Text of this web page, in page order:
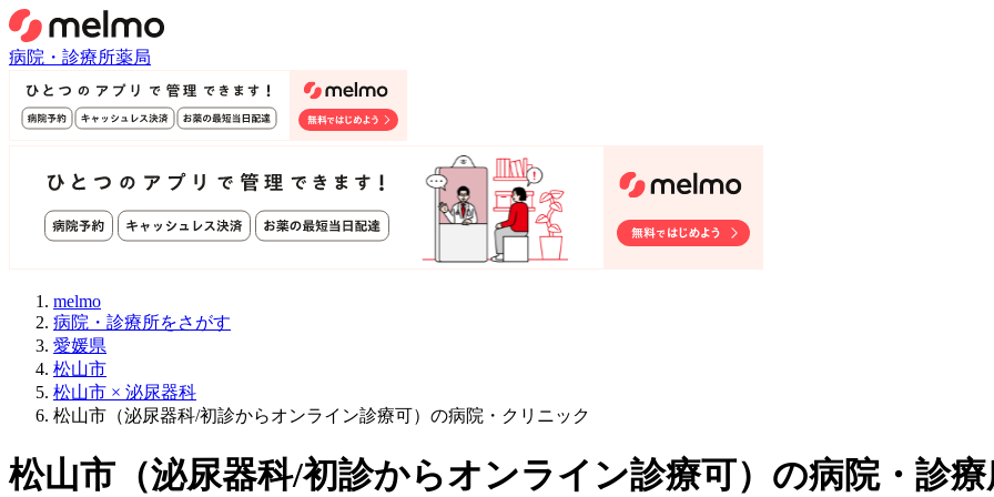
病院・診療所薬局
melmo
病院・診療所をさがす
愛媛県
松山市
松山市 × 泌尿器科
松山市（泌尿器科/初診からオンライン診療可）の病院・クリニック
松山市 （泌尿器科/初診からオンライン診療可） の病院・診療